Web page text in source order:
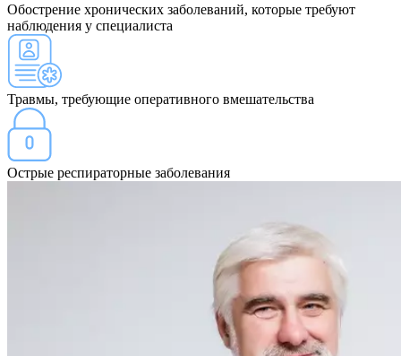
Обострение хронических заболеваний, которые требуют
наблюдения у специалиста
Травмы, требующие оперативного вмешательства
Острые респираторные заболевания